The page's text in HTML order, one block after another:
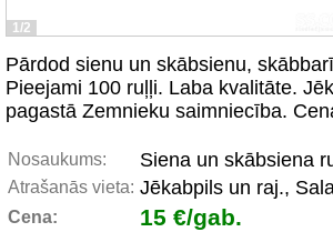
1/2
Pārdod sienu un skābsienu,
Pieejami 100 ruļļi. Laba kvalitāte.
pagastā Zemnieku saimniecība.
Nosaukums: Siena un skābsiena
Atrašanās vieta: Jēkabpils un raj.,
Cena: 15 €/gab.